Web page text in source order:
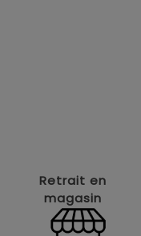
Retrait en
magasin